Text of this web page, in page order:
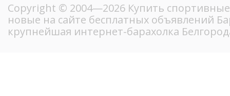
Copyright © 2004—2026 Купить
новые на сайте бесплатных объявлений
крупнейшая интернет-барахолка